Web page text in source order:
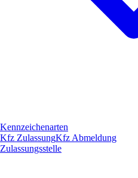
Kennzeichenarten
Kfz ZulassungKfz Abmeldung
Zulassungsstelle